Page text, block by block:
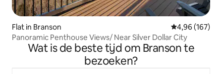
Flat in Branson Gemiddelde
4,96 (167)
Panoramic Penthouse Views/ Near Silver Dollar City
Wat is de beste tijd om Branson te
bezoeken?